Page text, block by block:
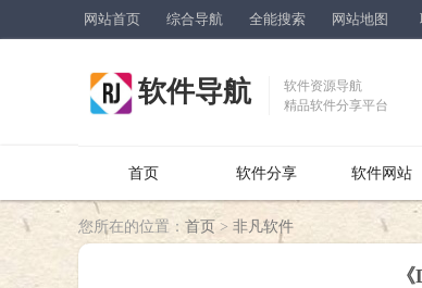
网站首页 综合导航 全能搜索 网站地图
软件导航
软件资源导航
精品软件分享平台
首页 软件分享 软件网站
您所在的位置： 首页 > 非凡软件